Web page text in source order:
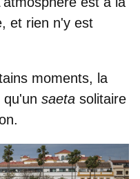
, et rien n'y est
moments, la
qu'un saeta solitaire